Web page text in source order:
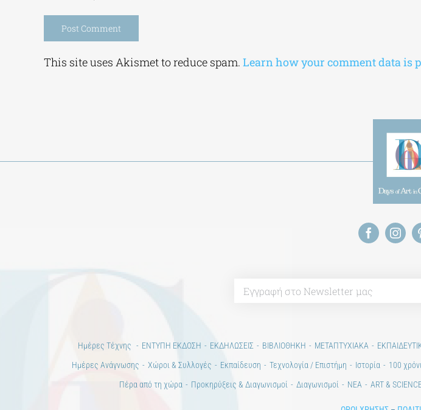
This site uses Akismet to reduce spam. Learn how your comment data is
Ημέρες Τέχνης ΕΝΤΥΠΗ ΕΚΔΟΣΗ ΕΚΔΗΛΩΣΕΙΣ ΒΙΒΛΙΟΘΗΚΗ ΜΕΤΑΠΤΥΧΙΑΚΑ
Ημέρες Ανάγνωσης
Χώροι & Συλλογές Εκπαίδευση Τεχνολογία / Επιστήμη Ιστορία 100
Πέρα από τη χώρα
Προκηρύξεις & Διαγωνισμοί Διαγωνισμοί ΝΕΑ ART &